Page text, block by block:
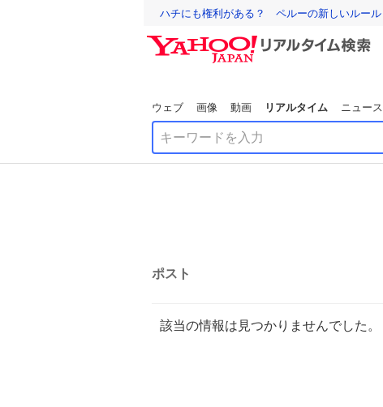
ハチにも権利がある？ ペルーの新しいルール
ウェブ 画像 動画 リアルタイム ニュース
ポスト
該当の情報は見つかりませんでした。